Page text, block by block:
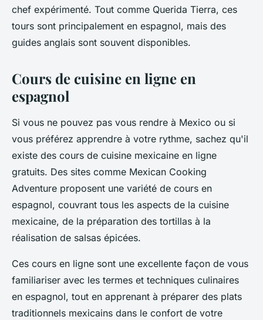
chef expérimenté. Tout comme Querida Tierra, ces
tours sont principalement en espagnol, mais des
guides anglais sont souvent disponibles.
Cours de cuisine en ligne en
espagnol
Si vous ne pouvez pas vous rendre à Mexico ou si
vous préférez apprendre à votre rythme, sachez qu'il
existe des cours de cuisine mexicaine en ligne
gratuits. Des sites comme Mexican Cooking
Adventure proposent une variété de cours en
espagnol, couvrant tous les aspects de la cuisine
mexicaine, de la préparation des tortillas à la
réalisation de salsas épicées.
Ces cours en ligne sont une excellente façon de vous
familiariser avec les termes et techniques culinaires
en espagnol, tout en apprenant à préparer des plats
traditionnels mexicains dans le confort de votre